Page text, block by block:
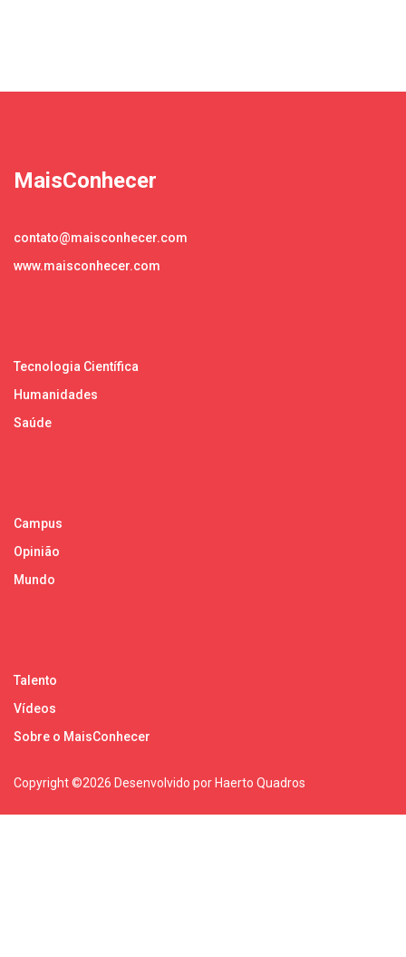
MaisConhecer
contato@maisconhecer.com
www.maisconhecer.com
Tecnologia Científica
Humanidades
Saúde
Campus
Opinião
Mundo
Talento
Vídeos
Sobre o MaisConhecer
Copyright ©2026 Desenvolvido por Haerto Quadros